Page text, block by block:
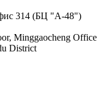
314 (БЦ "А-48")
Minggaocheng Office
District